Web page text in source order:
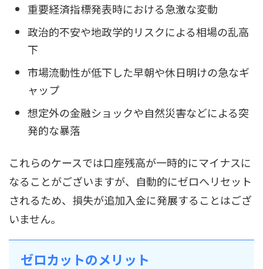
重要経済指標発表時における急激な変動
政治的不安や地政学的リスクによる相場の乱高
下
市場流動性が低下した早朝や休日明けの急なギ
ャップ
想定外の金融ショックや自然災害などによる突
発的な暴落
これらのケースでは口座残高が一時的にマイナスに
なることがございますが、自動的にゼロへリセット
されるため、損失が追加入金に発展することはござ
いません。
ゼロカットのメリット